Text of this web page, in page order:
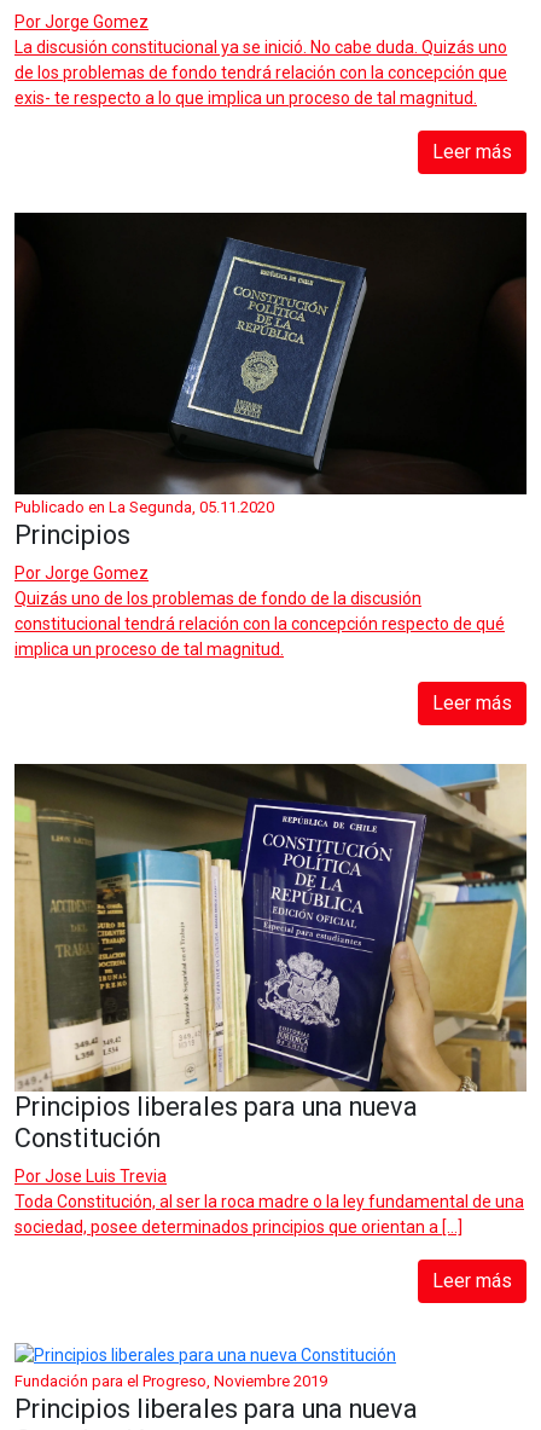
PorJorge Gomez
La discusión constitucional ya se inició. No cabe duda. Quizás uno
de los problemas de fondo tendrá relación con la concepción que
exis- te respecto a lo que implica un proceso de tal magnitud.
Leer más
Publicado en La Segunda, 05.11.2020
Principios
PorJorge Gomez
Quizás uno de los problemas de fondo de la discusión
constitucional tendrá relación con la concepción respecto de qué
implica un proceso de tal magnitud.
Leer más
Principios liberales para una nueva
Constitución
PorJose Luis Trevia
Toda Constitución, al ser la roca madre o la ley fundamental de una
sociedad, posee determinados principios que orientan a […]
Leer más
Fundación para el Progreso, Noviembre 2019
Principios liberales para una nueva